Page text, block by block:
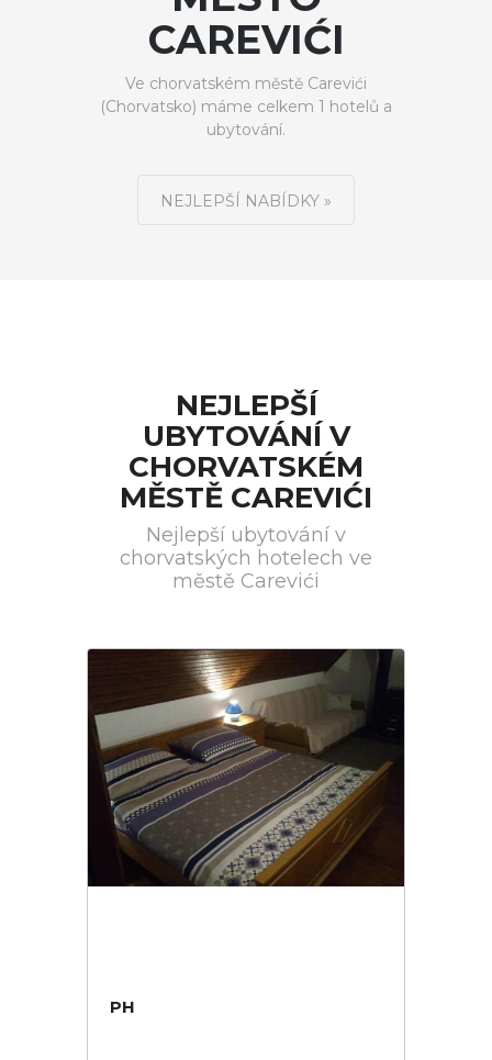
CAREVIĆI
Ve chorvatském městě Carevići
(Chorvatsko) máme celkem 1 hotelů a
ubytování.
NEJLEPŠÍ NABÍDKY »
NEJLEPŠÍ
UBYTOVÁNÍ V
CHORVATSKÉM
MĚSTĚ CAREVIĆI
Nejlepší ubytování v
chorvatských hotelech ve
městě Carevići
PH